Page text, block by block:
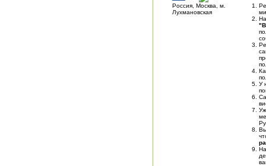
Россия, Москва, м.
Лухмановская
У